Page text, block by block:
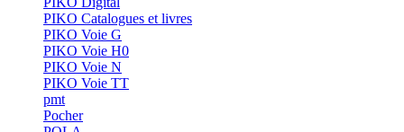
PIKO Catalogues et livres
PIKO Voie G
PIKO Voie H0
PIKO Voie N
PIKO Voie TT
pmt
Pocher